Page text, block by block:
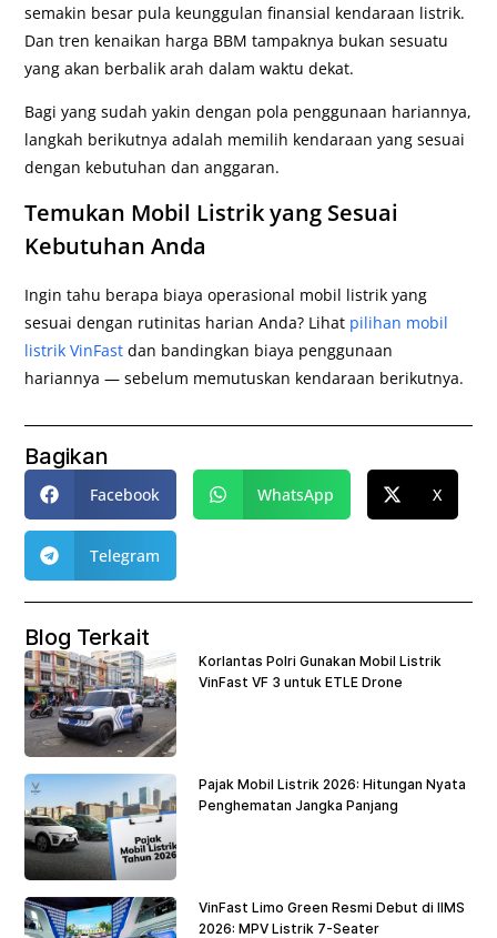
semakin besar pula keunggulan finansial kendaraan listrik.
Dan tren kenaikan harga BBM tampaknya bukan sesuatu
yang akan berbalik arah dalam waktu dekat.
Bagi yang sudah yakin dengan pola penggunaan hariannya,
langkah berikutnya adalah memilih kendaraan yang sesuai
dengan kebutuhan dan anggaran.
Temukan Mobil Listrik yang Sesuai
Kebutuhan Anda
Ingin tahu berapa biaya operasional mobil listrik yang
sesuai dengan rutinitas harian Anda? Lihat pilihan mobil
listrik VinFast dan bandingkan biaya penggunaan
hariannya — sebelum memutuskan kendaraan berikutnya.
Bagikan
Facebook WhatsApp X
Telegram
Blog Terkait
Korlantas Polri Gunakan Mobil Listrik
VinFast VF 3 untuk ETLE Drone
Pajak Mobil Listrik 2026: Hitungan Nyata
Penghematan Jangka Panjang
VinFast Limo Green Resmi Debut di IIMS
2026: MPV Listrik 7-Seater